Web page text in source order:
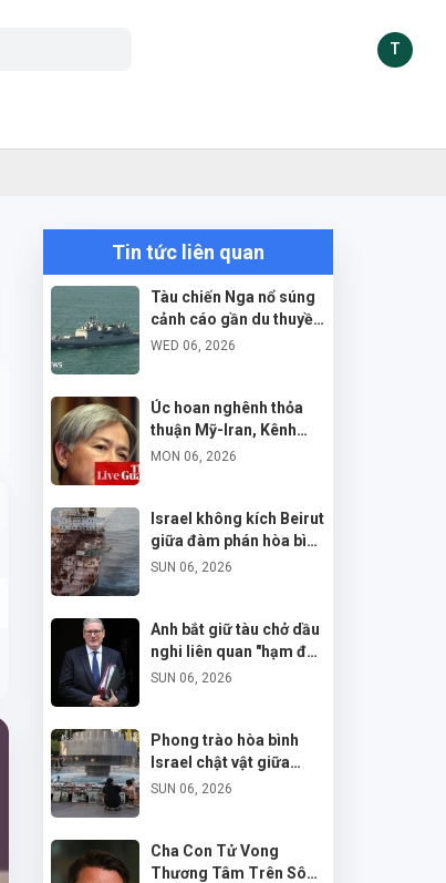
T
Tin tức liên quan
Tàu chiến Nga nổ súng
cảnh cáo gần du thuyền
Anh ở eo biển Manche
WED 06, 2026
Úc hoan nghênh thỏa
thuận Mỹ-Iran, Kênh
Hormuz mở lại
MON 06, 2026
Israel không kích Beirut
giữa đàm phán hòa bình
Mỹ-Iran
SUN 06, 2026
Anh bắt giữ tàu chở dầu
nghi liên quan "hạm đội
bóng tối" của Nga
SUN 06, 2026
Phong trào hòa bình
Israel chật vật giữa
xung đột kéo dài
SUN 06, 2026
Cha Con Tử Vong
Thương Tâm Trên Sông